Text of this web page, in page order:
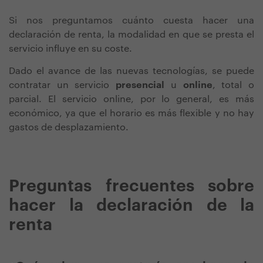
Si nos preguntamos cuánto cuesta hacer una
declaración de renta, la modalidad en que se presta el
servicio influye en su coste.
Dado el avance de las nuevas tecnologías, se puede
contratar un servicio presencial u online, total o
parcial. El servicio online, por lo general, es más
económico, ya que el horario es más flexible y no hay
gastos de desplazamiento.
Preguntas frecuentes sobre
hacer la declaración de la
renta